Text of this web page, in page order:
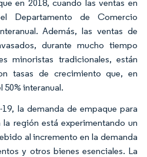
en 2018, cuando las ventas en
Departamento de Comercio
Además, las ventas de
durante mucho tiempo
minoristas tradicionales, están
tasas de crecimiento que, en
50% interanual.
la demanda de empaque para
región está experimentando un
al incremento en la demanda
y otros bienes esenciales. La